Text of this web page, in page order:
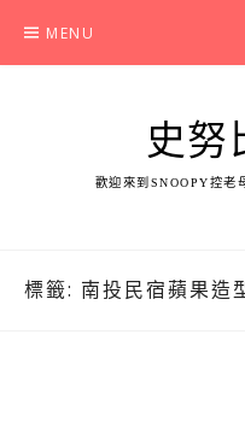
content
MENU
史努
歡迎來到SNOOPY控老
標籤: 南投民宿蘋果造